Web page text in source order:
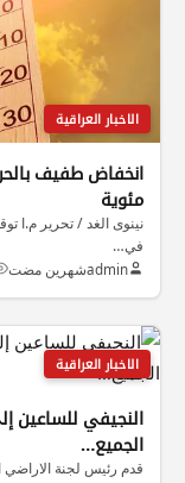
الاخبار العراقية
انخفاض طفيف
مئوية
نينوى الغد / تحرير م.ا
في…
adminشهرين مضت
الاخبار العراقية
النجيفي للساعين
الجميع…
قدم رئيس لجنة الاراضي